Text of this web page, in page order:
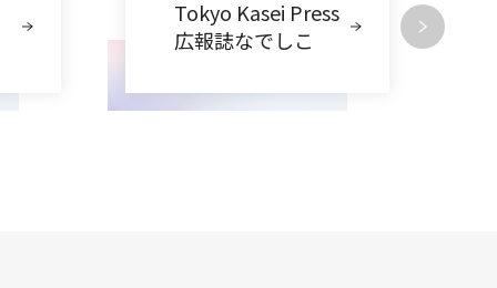
Tokyo Kasei Press
広報誌なでしこ